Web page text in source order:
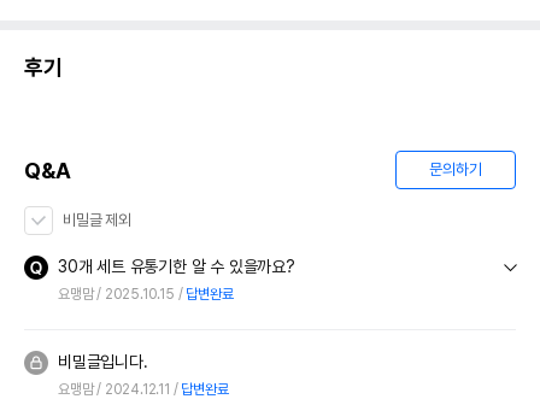
후기
Q&A 문의하기
비밀글 제외
30개 세트 유통기한 알 수 있을까요?
요맹맘 2025.10.15 답변완료
비밀글입니다.
요맹맘 2024.12.11 답변완료